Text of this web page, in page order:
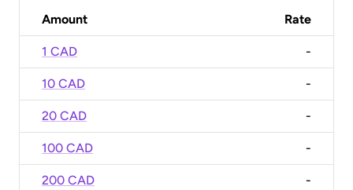
Amount Rate
1 CAD -
10 CAD -
20 CAD -
100 CAD -
200 CAD -